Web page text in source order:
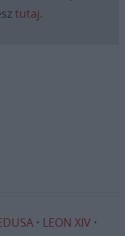
tutaj.
LEON XIV